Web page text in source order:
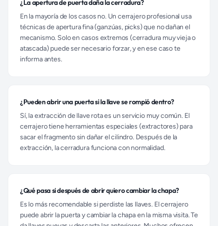
¿La apertura de puerta daña la cerradura?
En la mayoría de los casos no. Un cerrajero profesional usa
técnicas de apertura fina (ganzúas, picks) que no dañan el
mecanismo. Solo en casos extremos (cerradura muy vieja o
atascada) puede ser necesario forzar, y en ese caso te
informa antes.
¿Pueden abrir una puerta si la llave se rompió dentro?
Sí, la extracción de llave rota es un servicio muy común. El
cerrajero tiene herramientas especiales (extractores) para
sacar el fragmento sin dañar el cilindro. Después de la
extracción, la cerradura funciona con normalidad.
¿Qué pasa si después de abrir quiero cambiar la chapa?
Es lo más recomendable si perdiste las llaves. El cerrajero
puede abrir la puerta y cambiar la chapa en la misma visita. Te